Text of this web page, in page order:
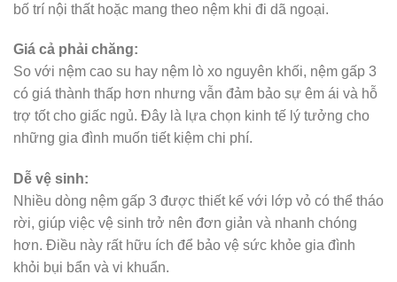
bố trí nội thất hoặc mang theo nệm khi đi dã ngoại.
Giá cả phải chăng:
So với nệm cao su hay nệm lò xo nguyên khối, nệm gấp 3
có giá thành thấp hơn nhưng vẫn đảm bảo sự êm ái và hỗ
trợ tốt cho giấc ngủ. Đây là lựa chọn kinh tế lý tưởng cho
những gia đình muốn tiết kiệm chi phí.
Dễ vệ sinh:
Nhiều dòng nệm gấp 3 được thiết kế với lớp vỏ có thể tháo
rời, giúp việc vệ sinh trở nên đơn giản và nhanh chóng
hơn. Điều này rất hữu ích để bảo vệ sức khỏe gia đình
khỏi bụi bẩn và vi khuẩn.